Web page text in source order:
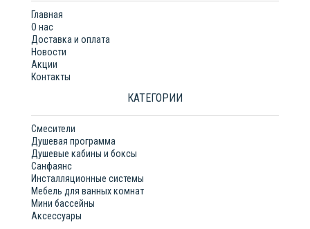
Главная
О нас
Доставка и оплата
Новости
Акции
Контакты
КАТЕГОРИИ
Смесители
Душевая программа
Душевые кабины и боксы
Санфаянс
Инсталляционные системы
Мебель для ванных комнат
Мини бассейны
Аксессуары